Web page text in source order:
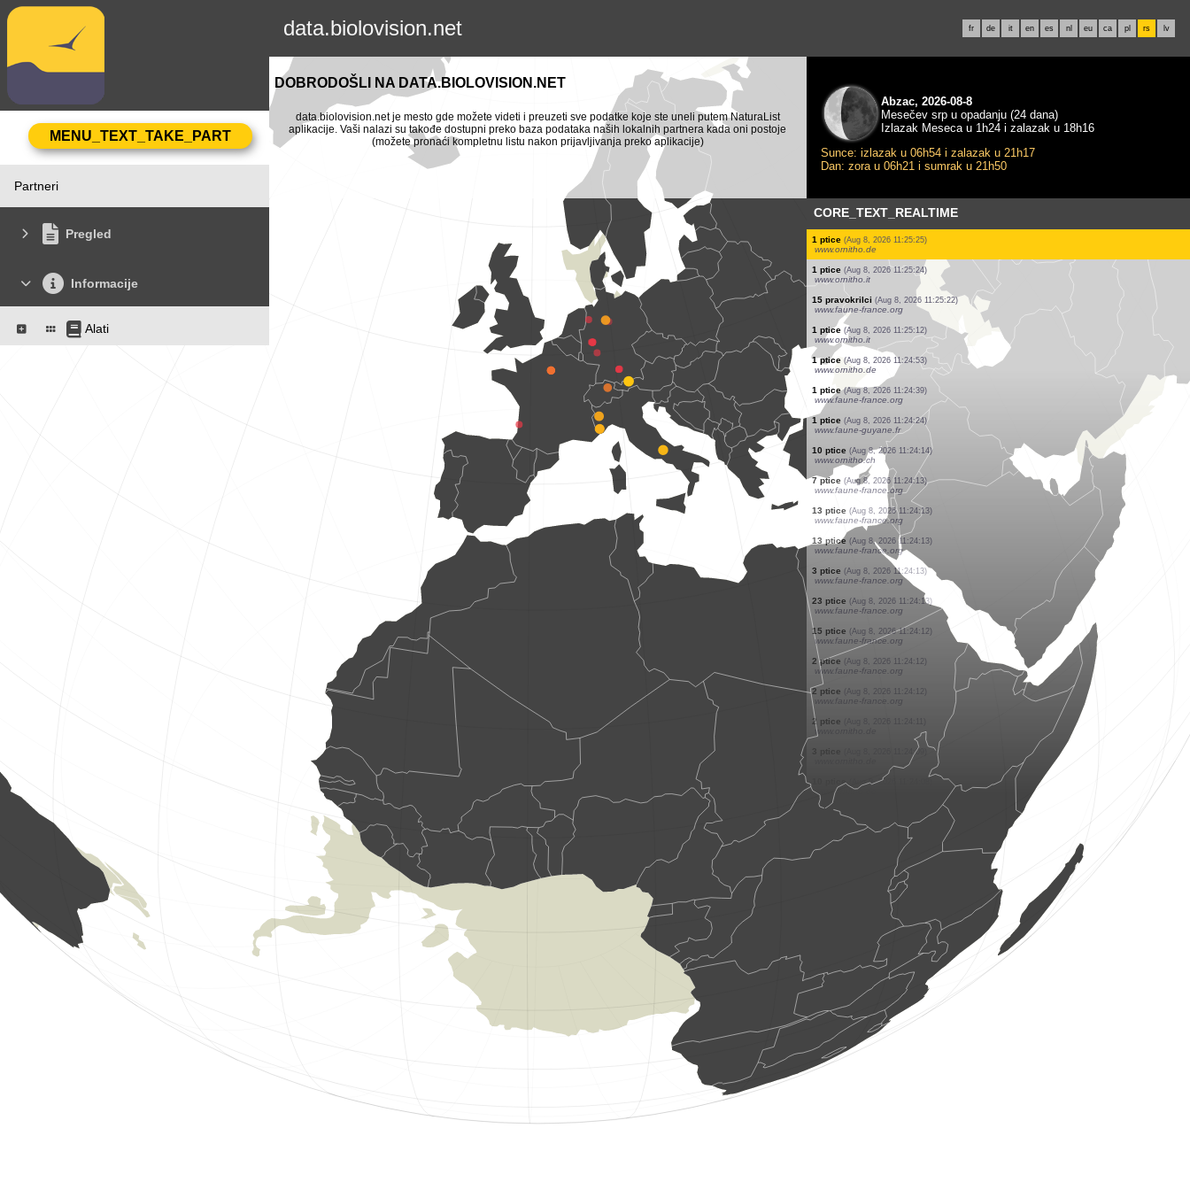
data.biolovision.net fr de it en es nl eu ca pl rs lv
Partneri
Pregled
Informacije
Alati
DOBRODOŠLI NA DATA.BIOLOVISION.NET
data.biolovision.net je mesto gde možete videti i preuzeti sve podatke koje ste uneli putem NaturaList
aplikacije. Vaši nalazi su takođe dostupni preko baza podataka naših lokalnih partnera kada oni postoje
(možete pronaći kompletnu listu nakon prijavljivanja preko aplikacije)
Abzac, 2026-08-8
Mesečev srp u opadanju (24 dana)
Izlazak Meseca u 1h24 i zalazak u 18h16
Sunce: izlazak u 06h54 i zalazak u 21h17
Dan: zora u 06h21 i sumrak u 21h50
CORE_TEXT_REALTIME
7 ptice (Aug 8, 2026 11:25:35)
www.ornitho.de
4 ptice (Aug 8, 2026 11:25:34)
www.ornitho.de
200 ptice (Aug 8, 2026 11:25:34)
www.ornitho.ch
2 ptice (Aug 8, 2026 11:25:33)
www.ornitho.de
1 ptice (Aug 8, 2026 11:25:32)
www.ornitho.de
2 ptice (Aug 8, 2026 11:25:30)
www.ornitho.de
8 ptice (Aug 8, 2026 11:25:29)
www.ornitho.de
2 ptice (Aug 8, 2026 11:25:28)
www.ornitho.de
1 ptice (Aug 8, 2026 11:25:25)
www.ornitho.de
1 ptice (Aug 8, 2026 11:25:24)
www.ornitho.it
15 pravokrilci (Aug 8, 2026 11:25:22)
www.faune-france.org
1 ptice (Aug 8, 2026 11:25:12)
www.ornitho.it
1 ptice (Aug 8, 2026 11:24:53)
www.ornitho.de
1 ptice (Aug 8, 2026 11:24:39)
www.faune-france.org
1 ptice (Aug 8, 2026 11:24:24)
www.faune-guyane.fr
10 ptice (Aug 8, 2026 11:24:14)
www.ornitho.ch
7 ptice
www.faune-france.org
(Aug 8, 2026 11:24:13)
13 ptice (Aug 8, 2026 11:24:13)
www.faune-france.org
3 ptice
www.faune-france.org
23 ptice (Aug 8, 2026 11:24:13)
www.faune-france.org
(Aug 8, 2026 11:24:12)
www.faune-france.org
(Aug 8, 2026 11:24:12)
www.faune-france.org
(Aug 8, 2026 11:24:12)
www.faune-france.org
(Aug 8, 2026 11:24:11)
www.ornitho.de
3 ptice (Aug 8, 2026 11:24:09)
www.ornitho.de
10 ptice (Aug 8, 2026 11:24:08)
www.ornitho.de
2 ptice (Aug 8, 2026 11:24:04)
www.ornitho.de